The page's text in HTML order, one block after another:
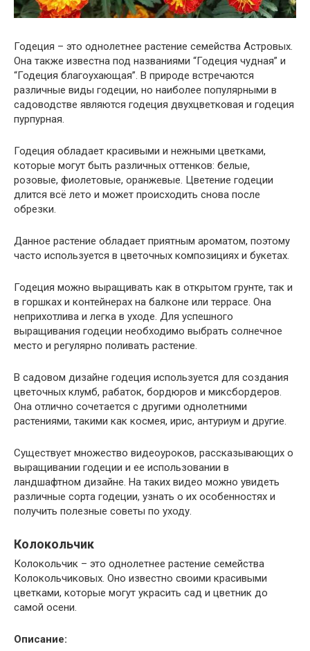
Годеция – это однолетнее растение семейства Астровых.
Она также известна под названиями “Годеция чудная” и
“Годеция благоухающая”. В природе встречаются
различные виды годеции, но наиболее популярными в
садоводстве являются годеция двухцветковая и годеция
пурпурная.
Годеция обладает красивыми и нежными цветками,
которые могут быть различных оттенков: белые,
розовые, фиолетовые, оранжевые. Цветение годеции
длится всё лето и может происходить снова после
обрезки.
Данное растение обладает приятным ароматом, поэтому
часто используется в цветочных композициях и букетах.
Годеция можно выращивать как в открытом грунте, так и
в горшках и контейнерах на балконе или террасе. Она
неприхотлива и легка в уходе. Для успешного
выращивания годеции необходимо выбрать солнечное
место и регулярно поливать растение.
В садовом дизайне годеция используется для создания
цветочных клумб, рабаток, бордюров и миксбордеров.
Она отлично сочетается с другими однолетними
растениями, такими как космея, ирис, антуриум и другие.
Существует множество видеоуроков, рассказывающих о
выращивании годеции и ее использовании в
ландшафтном дизайне. На таких видео можно увидеть
различные сорта годеции, узнать о их особенностях и
получить полезные советы по уходу.
Колокольчик
Колокольчик – это однолетнее растение семейства
Колокольчиковых. Оно известно своими красивыми
цветками, которые могут украсить сад и цветник до
самой осени.
Описание: